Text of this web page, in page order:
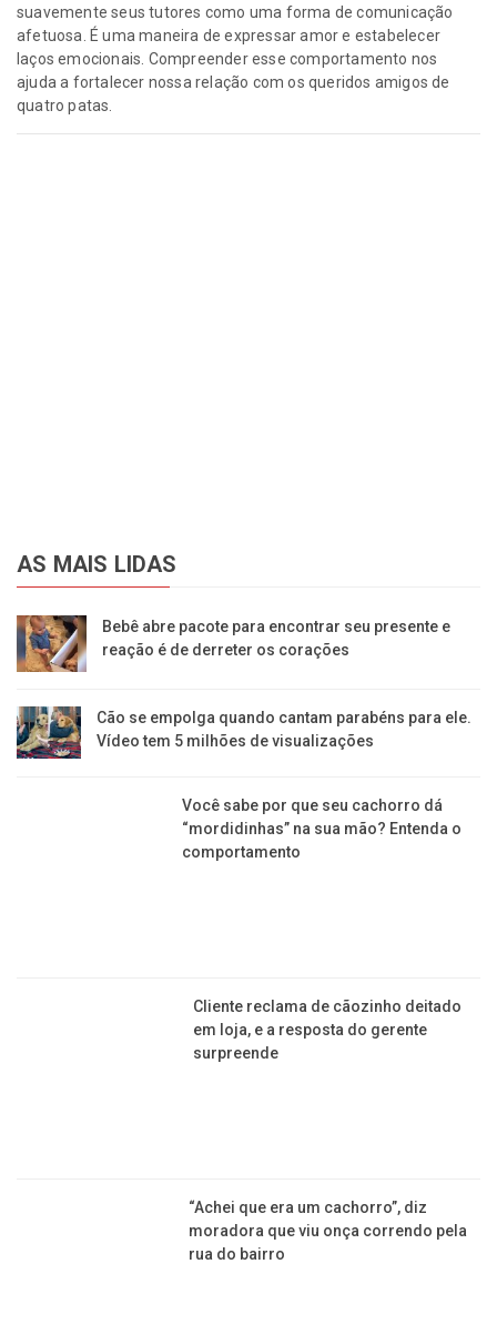
suavemente seus tutores como uma forma de comunicação
afetuosa. É uma maneira de expressar amor e estabelecer
laços emocionais. Compreender esse comportamento nos
ajuda a fortalecer nossa relação com os queridos amigos de
quatro patas.
AS MAIS LIDAS
Bebê abre pacote para encontrar seu presente e
reação é de derreter os corações
Cão se empolga quando cantam parabéns para ele.
Vídeo tem 5 milhões de visualizações
Você sabe por que seu cachorro dá “mordidinhas”
na sua mão? Entenda o comportamento
onça correndo pela rua do bairro